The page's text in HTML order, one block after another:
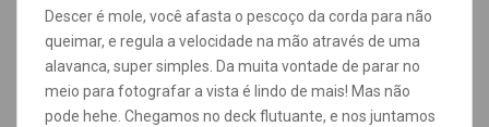
Descer é mole, você afasta o pescoço da corda para não
queimar, e regula a velocidade na mão através de uma
alavanca, super simples. Da muita vontade de parar no
meio para fotografar a vista é lindo de mais! Mas não
pode hehe. Chegamos no deck flutuante, e nos juntamos